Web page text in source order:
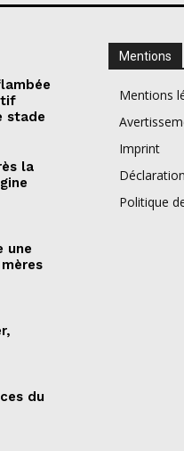
stade
la
une
du
Mentions
Mentions
Imprint
Politique